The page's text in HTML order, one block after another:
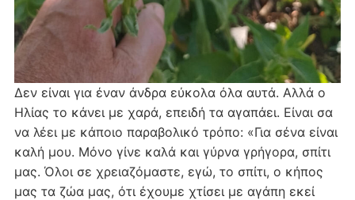
Δεν είναι για έναν άνδρα εύκολα όλα αυτά. Αλλά ο
Ηλίας το κάνει με χαρά, επειδή τα αγαπάει. Είναι σα
να λέει με κάποιο παραβολικό τρόπο: «Για σένα είναι
καλή μου. Μόνο γίνε καλά και γύρνα γρήγορα, σπίτι
μας. Όλοι σε χρειαζόμαστε, εγώ, το σπίτι, ο κήπος
μας τα ζώα μας, ότι έχουμε χτίσει με αγάπη εκεί